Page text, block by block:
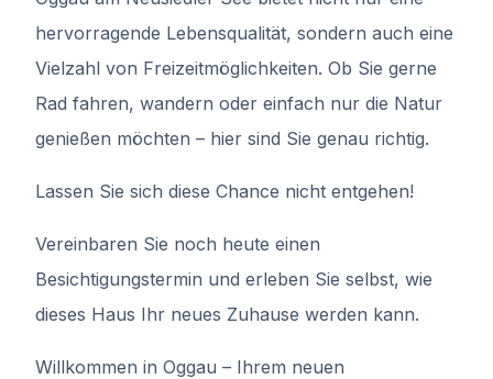
hervorragende Lebensqualität, sondern auch eine
Vielzahl von Freizeitmöglichkeiten. Ob Sie gerne
Rad fahren, wandern oder einfach nur die Natur
genießen möchten – hier sind Sie genau richtig.
Lassen Sie sich diese Chance nicht entgehen!
Vereinbaren Sie noch heute einen
Besichtigungstermin und erleben Sie selbst, wie
dieses Haus Ihr neues Zuhause werden kann.
Willkommen in Oggau – Ihrem neuen